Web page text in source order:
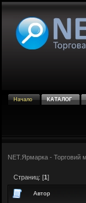
Начало КАТАЛОГ
NET.Ярмарка - Торговий
Страниц: [1]
Автор